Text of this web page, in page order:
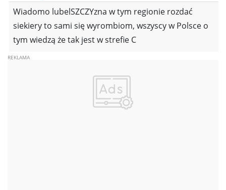
Wiadomo lubelSZCZYzna w tym regionie rozdać
siekiery to sami się wyrombiom, wszyscy w Polsce o
tym wiedzą że tak jest w strefie C